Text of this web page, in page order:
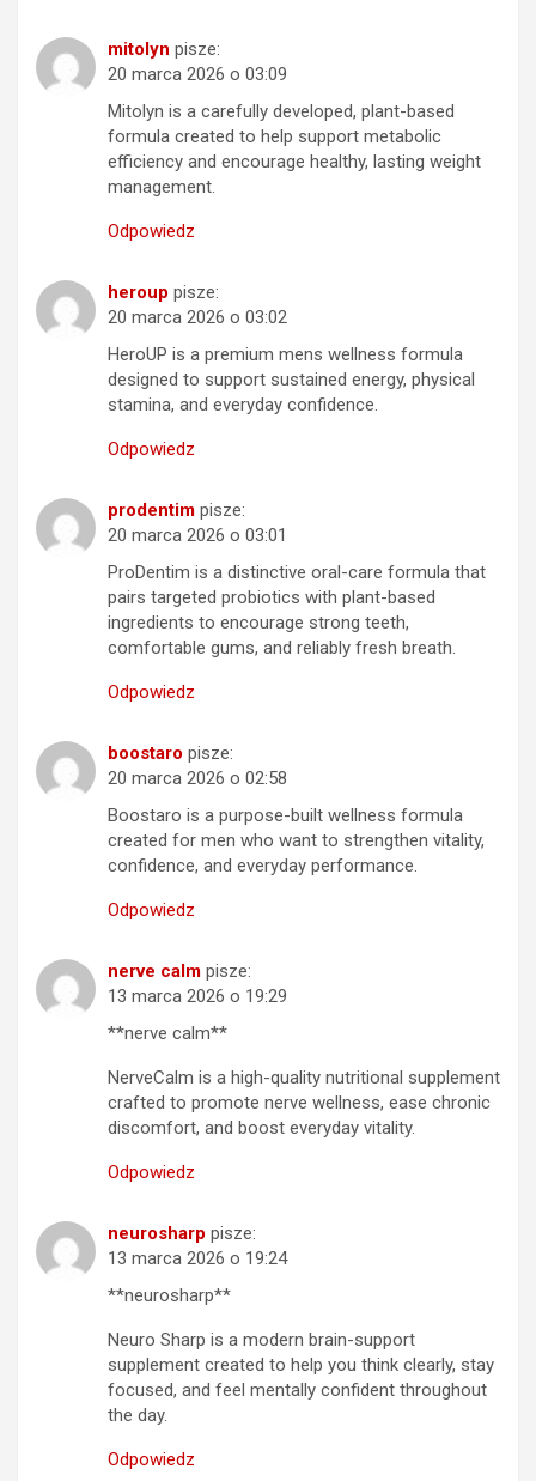
mitolyn pisze:
20 marca 2026 o 03:09
Mitolyn is a carefully developed, plant-based
formula created to help support metabolic
efficiency and encourage healthy, lasting weight
management.
Odpowiedz
heroup pisze:
20 marca 2026 o 03:02
HeroUP is a premium mens wellness formula
designed to support sustained energy, physical
stamina, and everyday confidence.
Odpowiedz
prodentim pisze:
20 marca 2026 o 03:01
ProDentim is a distinctive oral-care formula that
pairs targeted probiotics with plant-based
ingredients to encourage strong teeth,
comfortable gums, and reliably fresh breath.
Odpowiedz
boostaro pisze:
20 marca 2026 o 02:58
Boostaro is a purpose-built wellness formula
created for men who want to strengthen vitality,
confidence, and everyday performance.
Odpowiedz
nerve calm pisze:
13 marca 2026 o 19:29
**nerve calm**
NerveCalm is a high-quality nutritional supplement
crafted to promote nerve wellness, ease chronic
discomfort, and boost everyday vitality.
Odpowiedz
neurosharp pisze:
13 marca 2026 o 19:24
**neurosharp**
Neuro Sharp is a modern brain-support
supplement created to help you think clearly, stay
focused, and feel mentally confident throughout
the day.
Odpowiedz